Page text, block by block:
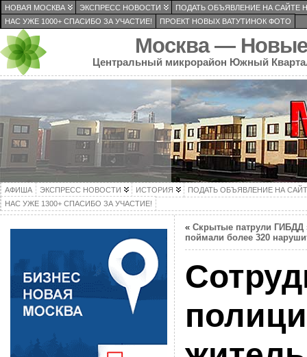
НОВАЯ МОСКВА ЭКСПРЕСС НОВОСТИ
ПОДАТЬ ОБЪЯВЛЕНИЕ НА САЙТЕ
НАС УЖЕ 1000+ СПАСИБО ЗА УЧАСТИЕ!
ПРОЕКТ НОВЫХ ВАТУТИНОК ФОТО
Москва — Новые
Центральный микрорайон Южный
АФИША ЭКСПРЕСС НОВОСТИ ИСТОРИЯ
ПОДАТЬ ОБЪЯВЛЕНИЕ НА
НАС УЖЕ 1300+ СПАСИБО ЗА УЧАСТИЕ!
« Скрытые патрули ГИБДД
поймали более 320